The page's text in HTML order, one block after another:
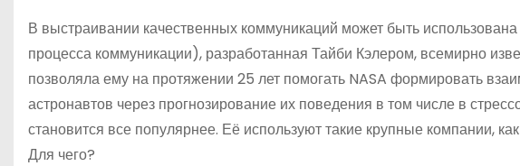
В выстраивании качественных коммуникаций может быть
процесса коммуникации), разработанная Тайби Кэлером, всемирно
позволяла ему на протяжении 25 лет помогать NASA формировать
астронавтов через прогнозирование их поведения в том числе в
становится все популярнее. Её используют такие крупные компании,
Для чего?